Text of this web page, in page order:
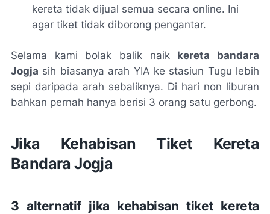
kereta tidak dijual semua secara online. Ini
agar tiket tidak diborong pengantar.
Selama kami bolak balik naik kereta bandara
Jogja sih biasanya arah YIA ke stasiun Tugu lebih
sepi daripada arah sebaliknya. Di hari non liburan
bahkan pernah hanya berisi 3 orang satu gerbong.
Jika Kehabisan Tiket Kereta
Bandara Jogja
3 alternatif jika kehabisan tiket kereta